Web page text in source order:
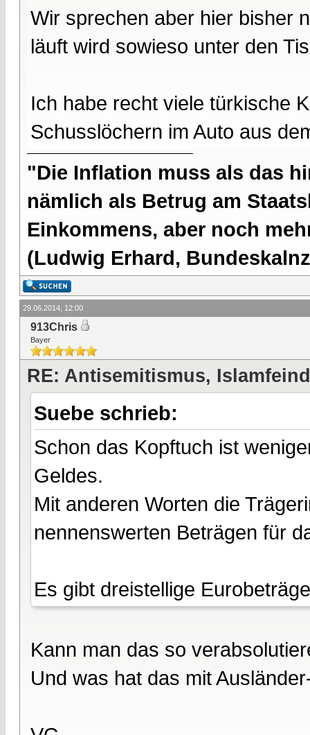
Wir sprechen aber hier bisher
läuft wird sowieso unter den
Ich habe recht viele türkische
Schusslöchern im Auto aus
"Die Inflation muss als das
nämlich als Betrug am
Einkommens, aber noch
(Ludwig Erhard,
29.06.2014, 12:00
913Chris
Bayer
RE: Antisemitismus,
Suebe schrieb:
Schon das Kopftuch ist
Geldes.
Mit anderen Worten die
nennenswerten Beträgen für
Es gibt dreistellige
Kann man das so
Und was hat das mit